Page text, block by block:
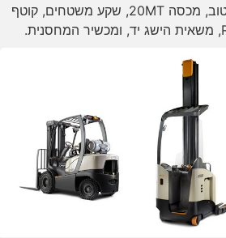
חשמליות קראון במחיר טוב, מכסה 20MT, שקע משטחים, קוטף